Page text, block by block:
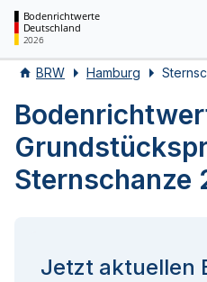
Bodenrichtwerte
Deutschland
2026
BRW Hamburg
Sternschanze
Jetzt aktuellen